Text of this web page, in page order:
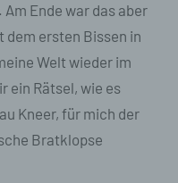
Ende war das aber
dem ersten Bissen in
Welt wieder im
ein Rätsel, wie es
Kneer, für mich der
Bratklopse
für die
Verarbeitung
oder
gemeinsam mit
Mittel der